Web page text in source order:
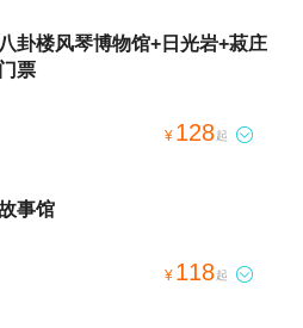
卦楼风琴博物馆+日光岩+菽庄
票
¥ 128起 
事馆
¥ 118起 